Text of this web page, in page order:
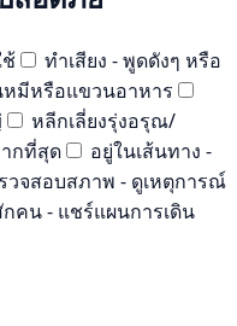
ทำเสียง - พูดดังๆ หรือ
หมีหรือแขวนอาหาร
หลีกเลี่ยงรุ่งอรุณ/
กที่สุด
อยู่ในเส้นทาง -
วจสอบสภาพ - ดูเหตุการณ์
คน - แชร์แผนการเดิน